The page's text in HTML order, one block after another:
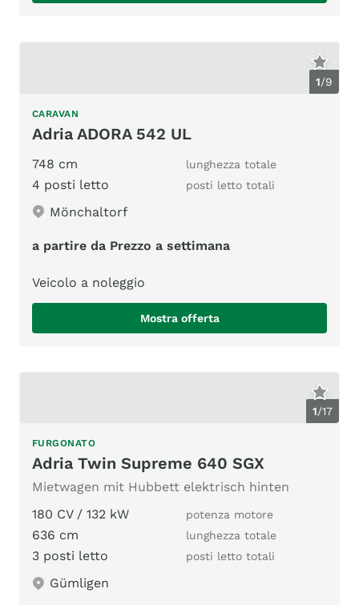
1/9
CARAVAN
Adria ADORA 542 UL
748 cm lunghezza totale
4 posti letto posti letto totali
Mönchaltorf
a partire da Prezzo a settimana
Veicolo a noleggio
Mostra offerta
1/17
FURGONATO
Adria Twin Supreme 640 SGX
Mietwagen mit Hubbett elektrisch hinten
180 CV / 132 kW
potenza motore
636 cm lunghezza totale
3 posti letto posti letto totali
Gümligen